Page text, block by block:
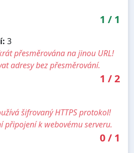
1 / 1
3
přesměrována na jinou URL!
adresy bez přesměrování.
1 /2
šifrovaný HTTPS protokol!
připojení k webovému serveru.
0/ 1